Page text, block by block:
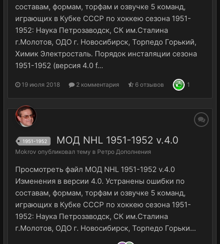
составам, формам, торфам и озвучке 5 команд,
играющих в Кубке СССР по хоккею сезона 1951-
1952: Наука Петрозаводск, СК им.Сталина
г.Молотов, ОДО г. Новосибирск, Торпедо Горький,
Химик Электросталь. Порядок инсталяции сезона
1951-1952 (версия 4.0 f...
19 июля 2018 2 комментария 6 отзывов 1
1951-1952 МОД NHL 1951-1952 v.4.0
Mokrov опубликовал тему в Ретро Дополнения
Просмотреть файл МОД NHL 1951-1952 v.4.0
Изменения в версии 4.0. Устранены ошибки по
составам, формам, торфам и озвучке 5 команд,
играющих в Кубке СССР по хоккею сезона 1951-
1952: Наука Петрозаводск, СК им.Сталина
г.Молотов, ОДО г. Новосибирск, Торпедо Горьки...